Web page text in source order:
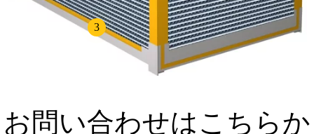
3
お問い合わせはこちらか